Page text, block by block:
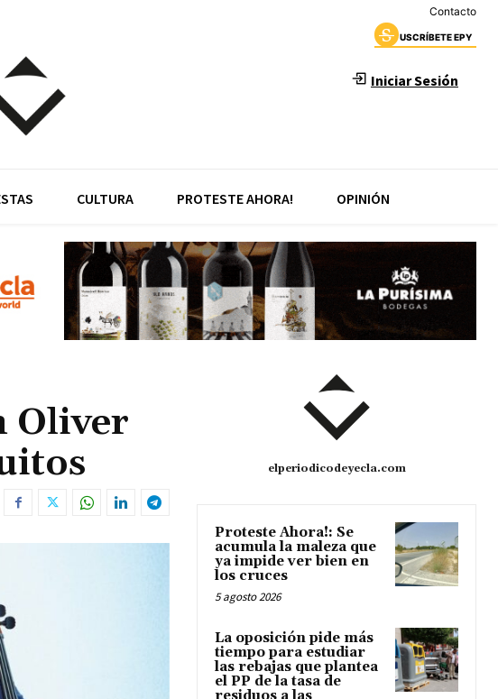
Contacto
USCRÍBETE EPY
Iniciar Sesión
CULTURA PROTESTE AHORA! OPINIÓN
Oliver
elperiodicodeyecla.com
Proteste Ahora!: Se
acumula la maleza que
ya impide ver bien en
los cruces
5 agosto 2026
La oposición pide más
tiempo para estudiar
las rebajas que plantea
el PP de la tasa de